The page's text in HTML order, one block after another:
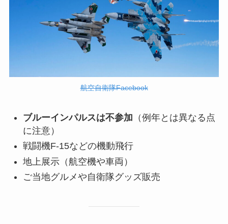
航空自衛隊Facebook
ブルーインパルスは不参加 （例年とは異なる点
に注意）
戦闘機F-15などの機動飛行
地上展示（航空機や車両）
ご当地グルメや自衛隊グッズ販売